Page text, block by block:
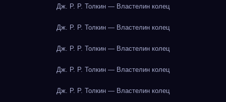
Дж. Р. Р. Толкин — Властелин колец
Дж. Р. Р. Толкин — Властелин колец
Дж. Р. Р. Толкин — Властелин колец
Дж. Р. Р. Толкин — Властелин колец
Дж. Р. Р. Толкин — Властелин колец